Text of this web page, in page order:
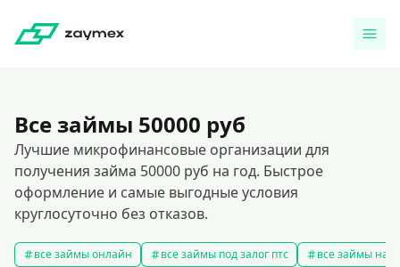
Все займы 50000 руб
Лучшие микрофинансовые организации для
получения займа 50000 руб на год. Быстрое
оформление и самые выгодные условия
круглосуточно без отказов.
все займы онлайн все займы под залог птс все займы на